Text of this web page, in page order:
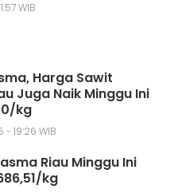
WIB
Harga Sawit
Juga Naik Minggu Ini
kg
19:26 WIB
Riau Minggu Ini
kg